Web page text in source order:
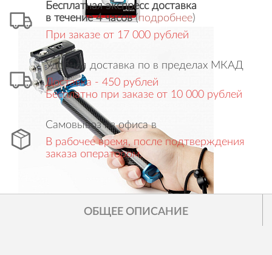
Бесплатная экспресс доставка
в течение 4 часов(подробнее)
При заказе от 17 000 рублей
Удобная доставка по в пределах МКАД
Доставка - 450 рублей
Бесплатно при заказе от 10 000 рублей
Самовывоз из офиса в
В рабочее время, после подтверждения
заказа оператором.
ОБЩЕЕ ОПИСАНИЕ